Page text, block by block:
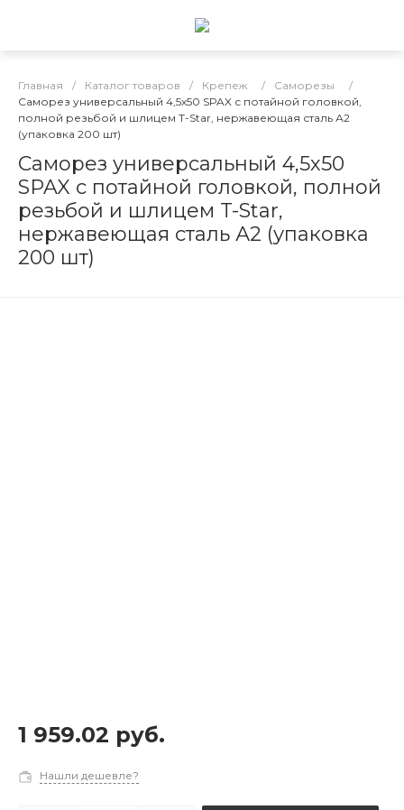
Главная / Каталог товаров / Крепеж / Саморезы
/
Саморез универсальный 4,5х50 SPAX с потайной головкой,
полной резьбой и шлицем T-Star, нержавеющая сталь А2
(упаковка 200 шт)
Саморез универсальный 4,5х50
SPAX с потайной головкой, полной
резьбой и шлицем T-Star,
нержавеющая сталь А2 (упаковка
200 шт)
1 959.02 руб.
Нашли дешевле?